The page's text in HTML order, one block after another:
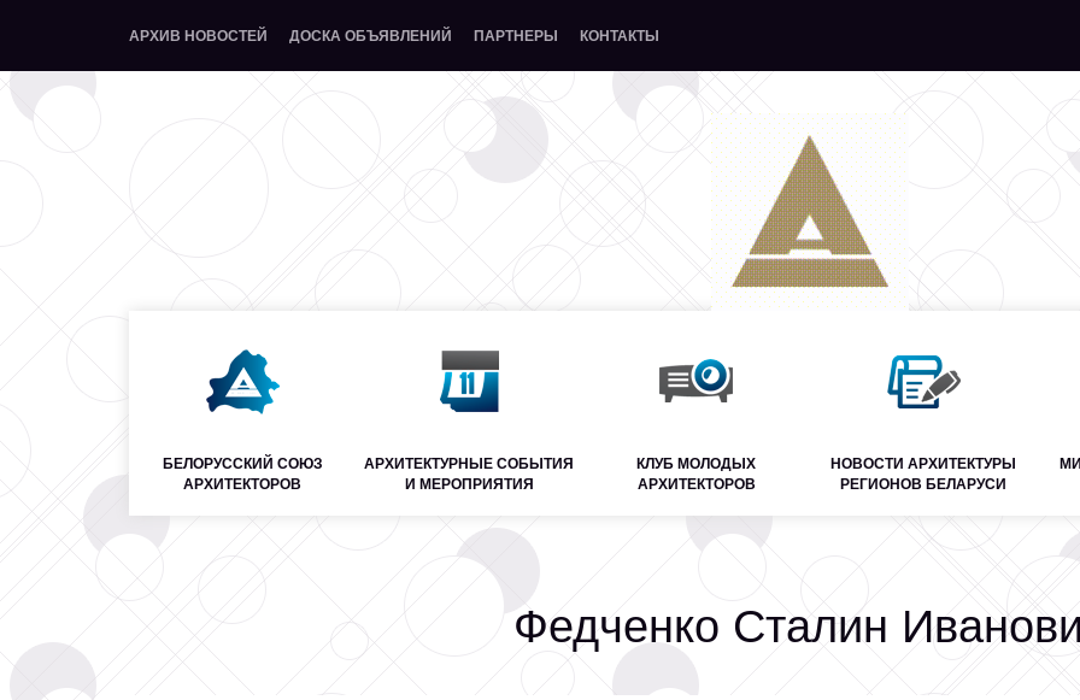
АРХИВ НОВОСТЕЙ ДОСКА ОБЪЯВЛЕНИЙ ПАРТНЕРЫ КОНТАКТЫ
БЕЛОРУССКИЙ СОЮЗ
АРХИТЕКТОРОВ
АРХИТЕКТУРНЫЕ СОБЫТИЯ
И МЕРОПРИЯТИЯ
КЛУБ МОЛОДЫХ
АРХИТЕКТОРОВ
НОВОСТИ АРХИТЕКТУРЫ
РЕГИОНОВ БЕЛАРУСИ
Федченко Сталин